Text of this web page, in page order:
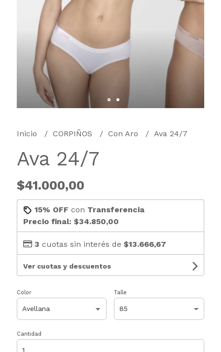
Inicio CORPIÑOS Con Aro Ava 24/7
Ava 24/7
$41.000,00
15% OFF con Transferencia
Precio final: $34.850,00
3 cuotas sin interés de $13.666,67
Ver cuotas y descuentos
Color Talle
Cantidad